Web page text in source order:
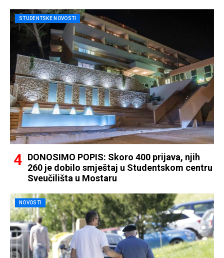
STUDENTSKE NOVOSTI
DONOSIMO POPIS: Skoro 400 prijava, njih
260 je dobilo smještaj u Studentskom centru
Sveučilišta u Mostaru
NOVOSTI